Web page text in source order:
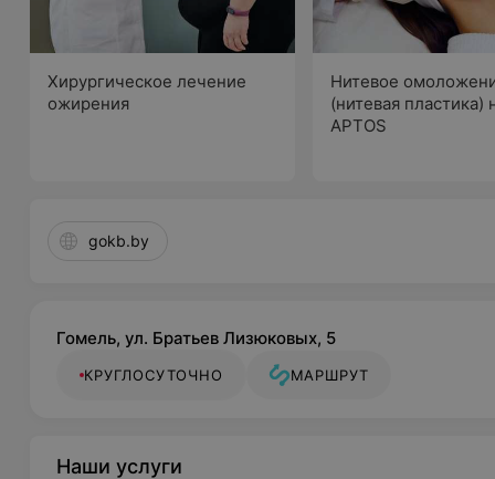
Хирургическое лечение
ожирения
Нитевое
(нитевая пластика)
APTOS
gokb.by
Гомель, ул. Братьев Лизюковых, 5
КРУГЛОСУТОЧНО МАРШРУТ
Наши услуги